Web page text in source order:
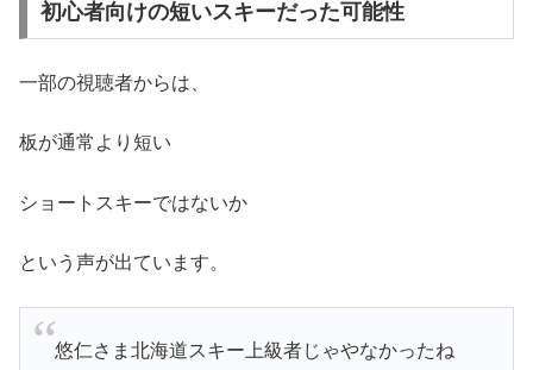
初心者向けの短いスキーだった可能性
一部の視聴者からは、
板が通常より短い
ショートスキーではないか
という声が出ています。
悠仁さま北海道スキー上級者じゃやなかったね